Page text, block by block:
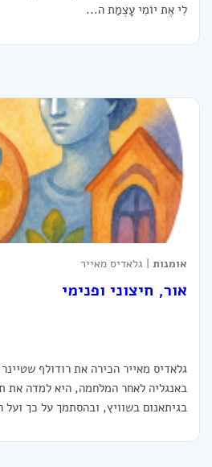
לִי אֶת יוֹמִי עָצְמַת ה...
אומנות | גלאדיס מאייר
אור, חיצוני ופנימי
גלאדיס מאייר הכירה את רודולף
באנגליה לאחר המלחמה, היא למדה את
בגיתאנום בשוויץ, ובהסתמך על כך ועל